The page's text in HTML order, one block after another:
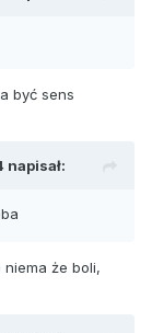
być sens
napisał:
że boli,